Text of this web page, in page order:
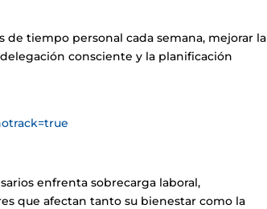
tiempo personal cada semana, mejorar la
consciente y la planificación
enfrenta sobrecarga laboral,
que afectan tanto su bienestar como la